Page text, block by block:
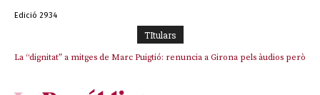
Edició 2934
TItulars
La “dignitat” a mitges de Marc Puigtió: renuncia a Girona pels àudios però